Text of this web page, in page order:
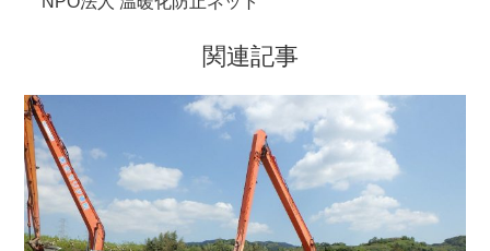
関連記事